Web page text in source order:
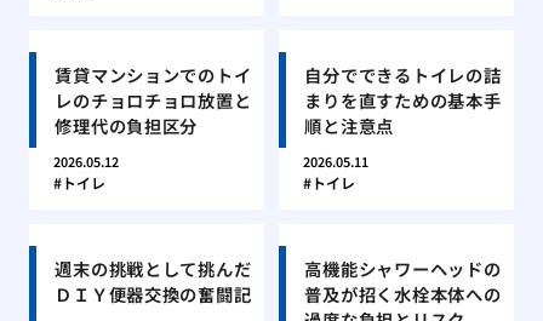
賃貸マンションでのトイ
レのチョロチョロ放置と
修理代の負担区分
2026.05.12
トイレ
自分でできるトイレの詰
まりを直すための基本手
順と注意点
2026.05.11
トイレ
週末の挑戦として挑んだ
ＤＩＹ便器交換の奮闘記
高機能シャワーヘッドの
普及が招く水栓本体への